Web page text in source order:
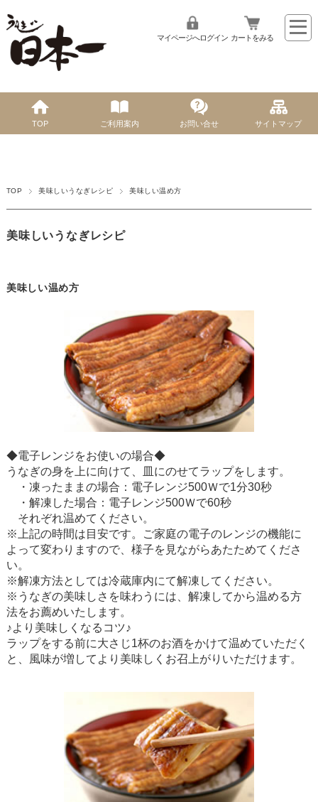
マイページへログイン カートをみる
TOP ご利用案内 お問い合せ サイトマップ
TOP 美味しいうなぎレシピ 美味しい温め方
美味しいうなぎレシピ
美味しい温め方
◆電子レンジをお使いの場合◆
うなぎの身を上に向けて、皿にのせてラップをします。
・凍ったままの場合：電子レンジ500Ｗで1分30秒
・解凍した場合：電子レンジ500Ｗで60秒
それぞれ温めてください。
※上記の時間は目安です。ご家庭の電子のレンジの機能に
よって変わりますので、様子を見ながらあたためてくださ
い。
※解凍方法としては冷蔵庫内にて解凍してください。
※うなぎの美味しさを味わうには、解凍してから温める方
法をお薦めいたします。
♪より美味しくなるコツ♪
ラップをする前に大さじ1杯のお酒をかけて温めていただく
と、風味が増してより美味しくお召上がりいただけます。